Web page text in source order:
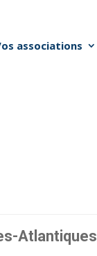
associations
Atlantiques